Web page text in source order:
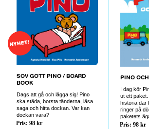
NYHET!
SOV GOTT PINO / BOARD
BOOK
Dags att gå och lägga sig! Pino
ska städa, borsta tänderna, läsa
saga och hitta dockan. Var kan
dockan vara?
Pris: 98 kr
PINO
I dag kör
ut ett
historia där
ringer på
paketets
Pris: 98 kr